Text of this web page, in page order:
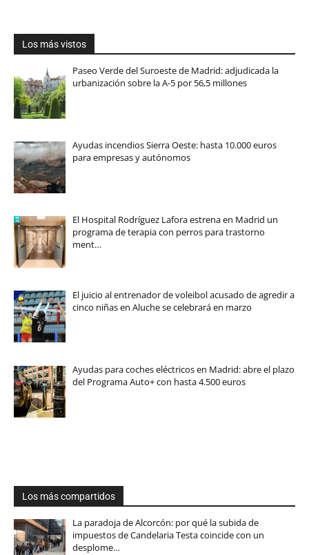
Los más vistos
Paseo Verde del Suroeste de Madrid: adjudicada la
urbanización sobre la A-5 por 56,5 millones
Ayudas incendios Sierra Oeste: hasta 10.000 euros
para empresas y autónomos
El Hospital Rodríguez Lafora estrena en Madrid un
programa de terapia con perros para trastorno
ment…
El juicio al entrenador de voleibol acusado de agredir a
cinco niñas en Aluche se celebrará en marzo
Ayudas para coches eléctricos en Madrid: abre el plazo
del Programa Auto+ con hasta 4.500 euros
Los más compartidos
La paradoja de Alcorcón: por qué la subida de
impuestos de Candelaria Testa coincide con un
desplome…